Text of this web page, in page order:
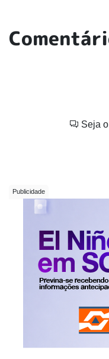
Seja